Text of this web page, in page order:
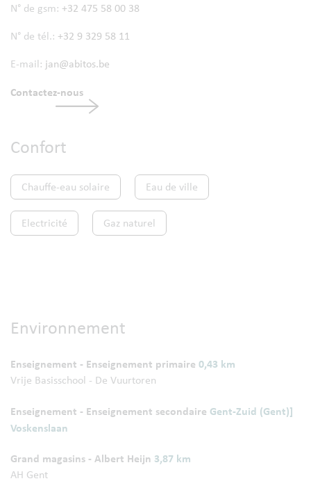
N° de gsm: +32 475 58 00 38
N° de tél.: +32 9 329 58 11
E-mail: jan@abitos.be
Contactez-nous
Confort
Chauffe-eau solaire Eau de ville
Electricité Gaz naturel
Environnement
Enseignement - Enseignement primaire 0,43 km
Vrije Basisschool - De Vuurtoren
Enseignement - Enseignement secondaire Gent-Zuid (Gent)]
Voskenslaan
Grand magasins - Albert Heijn 3,87 km
AH Gent